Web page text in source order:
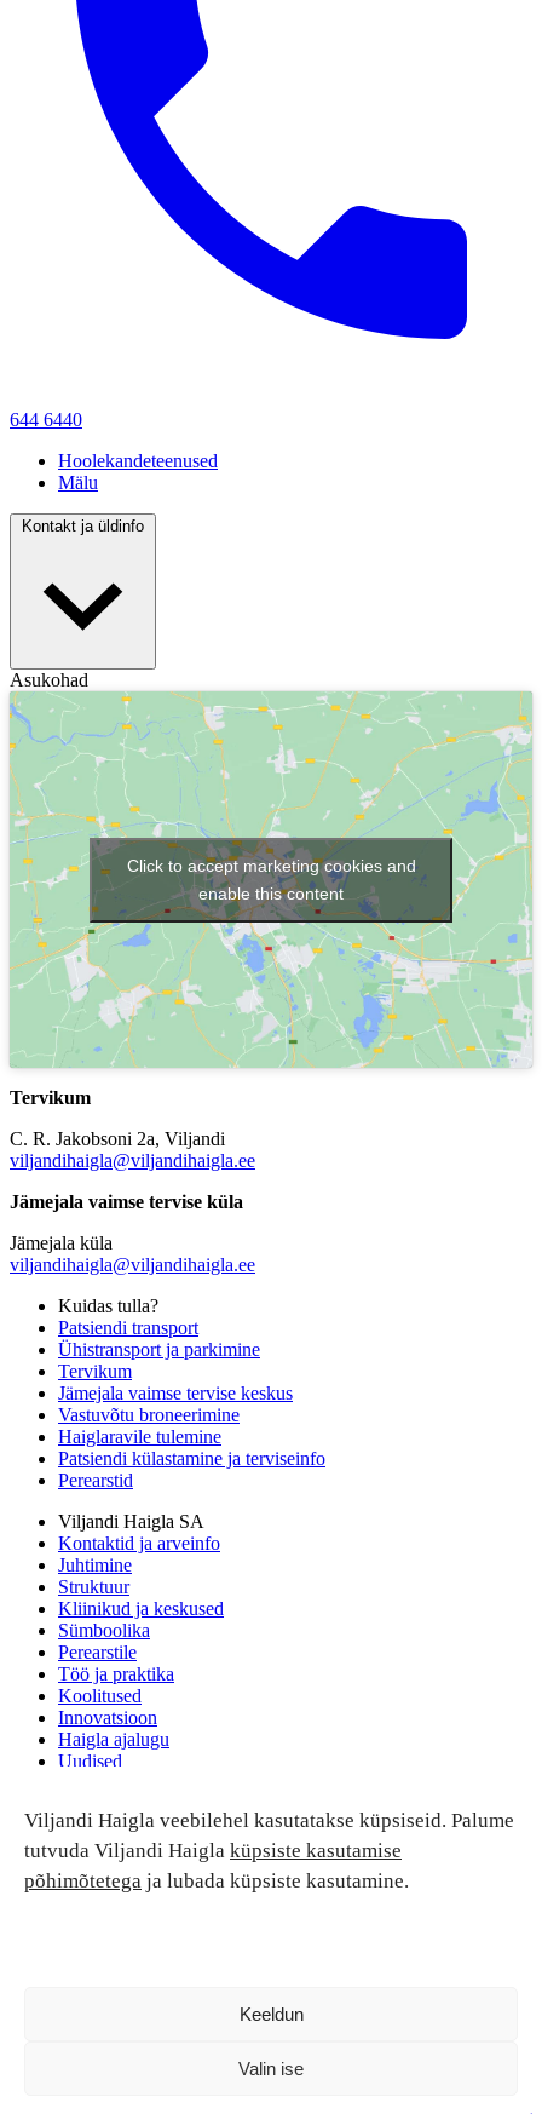
Viljandi Haigla veebilehel kasutatakse küpsiseid. Palume
tutvuda Viljandi Haigla küpsiste kasutamise
põhimõtetega ja lubada küpsiste kasutamine.
Keeldun
Valin ise
644 6440
Hoolekandeteenused
Mälu
Kontakt ja üldinfo
Asukohad
Click to accept marketing cookies and
enable this content
Tervikum
C. R. Jakobsoni 2a, Viljandi
viljandihaigla@viljandihaigla.ee
Jämejala vaimse tervise küla
Jämejala küla
viljandihaigla@viljandihaigla.ee
Kuidas tulla?
Patsiendi transport
Ühistransport ja parkimine
Tervikum
Jämejala vaimse tervise keskus
Vastuvõtu broneerimine
Haiglaravile tulemine
Patsiendi külastamine ja terviseinfo
Perearstid
Viljandi Haigla SA
Kontaktid ja arveinfo
Juhtimine
Struktuur
Kliinikud ja keskused
Sümboolika
Perearstile
Töö ja praktika
Koolitused
Innovatsioon
Haigla ajalugu
Uudised
Patsiendi turvalisus ja õigused
Patsiendi õigused ja kohustused
Patsiendiohutus
Patsientide nõukoda